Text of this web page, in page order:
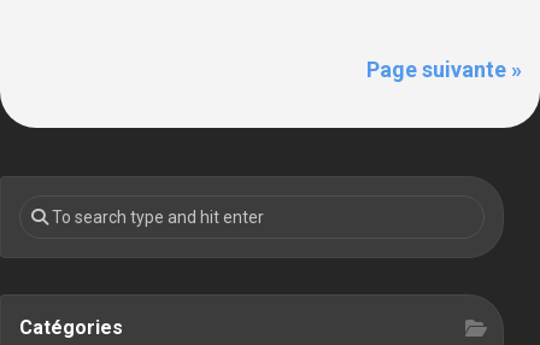
Page suivante »
Catégories